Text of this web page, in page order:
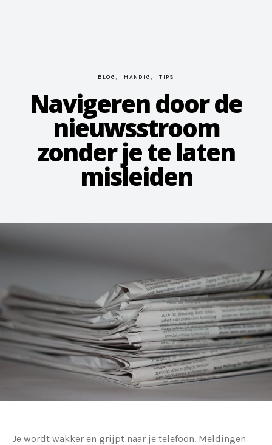
BLOG HANDIG TIPS
Navigeren door de
nieuwsstroom
zonder je te laten
misleiden
Je wordt wakker en grijpt naar je telefoon. Meldingen